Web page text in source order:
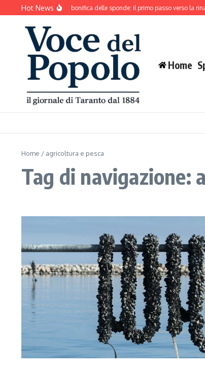
Salta al contenuto
Hot News
Mar Piccolo, inizia la bonifica delle sponde: il primo passo verso la
Home
Home / agricoltura e pesca
Tag di navigazione: